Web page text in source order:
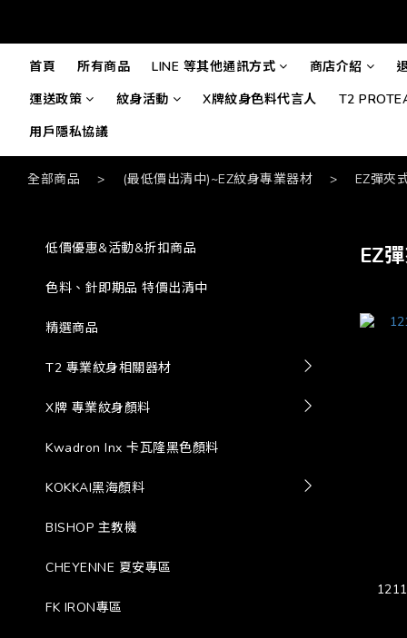
首頁 所有商品 LINE 等其他通訊方式 商店介紹
運送政策
紋身活動 X牌紋身色料代言人
T2
用戶隱私協議
全部商品 > (最低價出清中)~EZ紋身專業器材 > EZ彈夾
低價優惠&活動&折扣商品
色料、針即期品 特價出清中
精選商品
T2 專業紋身相關器材
X牌 專業紋身顏料
Kwadron Inx 卡瓦隆黑色顏料
KOKKAI黑海顏料
BISHOP 主教機
CHEYENNE 夏安專區
FK IRON專區
EZ